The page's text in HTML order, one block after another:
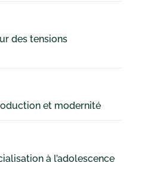
des tensions
et modernité
à l’adolescence